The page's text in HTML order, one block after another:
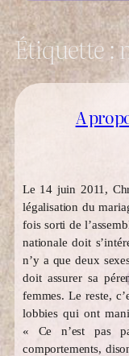
Étiquette :
A
Le 14 juin 2011,
légalisation du
fois sorti de
nationale doit
n’y a que deux
doit assurer sa
femmes. Le reste,
lobbies qui ont
« Ce n’est pas
comportements,